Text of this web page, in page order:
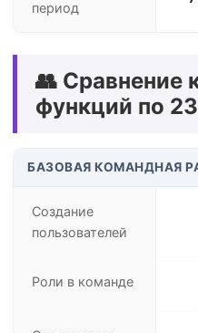
период
👥 Сравнение
функций по
БАЗОВАЯ КОМАНДНАЯ
Создание
пользователей
Роли в команде